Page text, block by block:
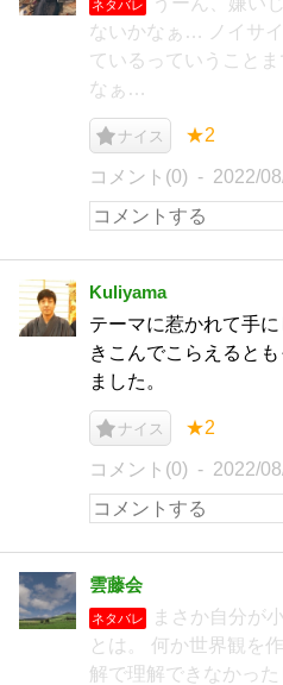
ネタバレ
ないかなぁ… ノイサ
ているっていうこと
なぁ…
ナイス ★2
コメント(0) 2022/
Kuliyama
テーマに惹かれて手
きこんでこらえると
ました。
ナイス ★2
コメント(0) 2022/
雲藤会
ネタバレ
まさか自分が
とは。 何か世界観を
解で理解できなかっ